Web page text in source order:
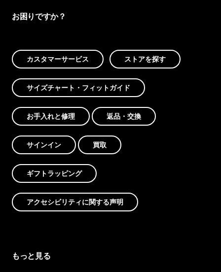
お困りですか？
カスタマーサービス ストアを探す
サイズチャート・フィットガイド
お手入れと修理 返品・交換
サインイン 買取
ギフトラッピング
アクセシビリティに関する声明
もっと見る